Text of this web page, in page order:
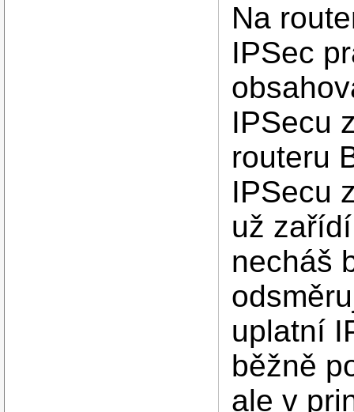
Na
IPSec
IPSecu
routeru
IPSecu
už
necháš
uplatní
běžně
ale v